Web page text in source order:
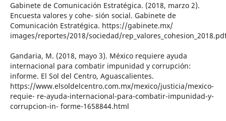
Gabinete de Comunicación Estratégica. (2018, marzo 2).
Encuesta valores y cohe- sión social. Gabinete de
Comunicación Estratégica. https://gabinete.mx/
images/reportes/2018/sociedad/
Gandaria, M. (2018, mayo 3). México requiere ayuda
internacional para combatir impunidad y corrupción:
informe. El Sol del Centro, Aguascalientes.
https://www.elsoldelcentro.com.mx/mexico/justicia/mexico-
requie- re-ayuda-internacional-para-combatir-impunidad-y-
corrupcion-in- forme-1658844.html